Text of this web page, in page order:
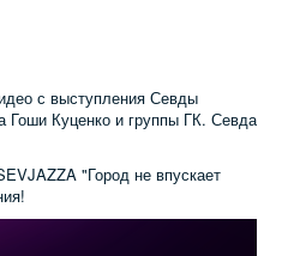
с выступления Севды
Гоши Куценко и группы ГК. Севда
"Город не впускает